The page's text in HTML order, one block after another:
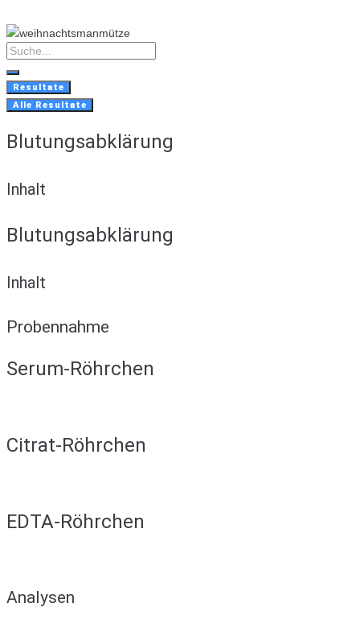
to
content
Search
...
Resultate
Alle Resultate
Blutungsabklärung
Inhalt
Blutungsabklärung
Inhalt
Probennahme
Serum-Röhrchen
Citrat-Röhrchen
EDTA-Röhrchen
Analysen